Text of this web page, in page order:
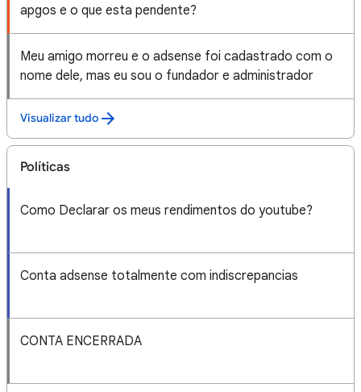
apgos e o que esta pendente?
Meu amigo morreu e o adsense foi cadastrado com o
nome dele, mas eu sou o fundador e administrador
Visualizar tudo
Políticas
Como Declarar os meus rendimentos do youtube?
Conta adsense totalmente com indiscrepancias
CONTA ENCERRADA